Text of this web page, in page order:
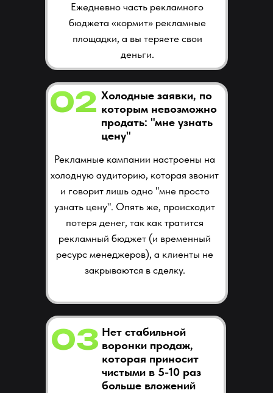
Ежедневно часть рекламного
бюджета «кормит» рекламные
площадки, а вы теряете свои
деньги.
02 Холодные заявки, по
которым невозможно
продать: "мне узнать
цену"
Рекламные кампании настроены на
холодную аудиторию, которая звонит
и говорит лишь одно "мне просто
узнать цену". Опять же, происходит
потеря денег, так как тратится
рекламный бюджет (и временный
ресурс менеджеров), а клиенты не
закрываются в сделку.
03 Нет стабильной
воронки продаж,
которая приносит
чистыми в 5-10 раз
больше вложений